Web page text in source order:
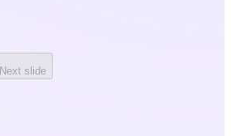
Next slide